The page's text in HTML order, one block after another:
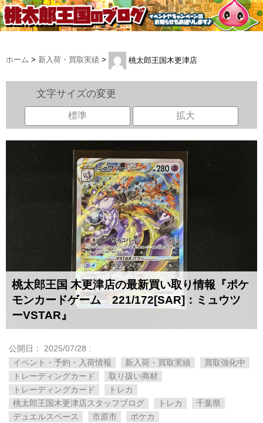
ホーム > 新入荷・買取実績 > 桃太郎王国木更津店
文字サイズの変更
標準 拡大
桃太郎王国 木更津店の最新買い取り情報『ポケ
モンカードゲーム 221/172[SAR]：ミュウツ
ーVSTAR』
公開日： 2025/07/28 :
イベント・予約・入荷情報
新入荷・買取実績
買取強化中
トレーディングカード
取り扱い商材
トレーディングカード
トレカ
桃太郎王国木更津店スタッフブログ
トレカ
千葉県
デュエルスペース
市原市
ポケカ